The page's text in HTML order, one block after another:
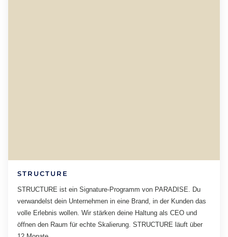
STRUCTURE
STRUCTURE ist ein Signature-Programm von PARADISE. Du
verwandelst dein Unternehmen in eine Brand, in der Kunden das
volle Erlebnis wollen. Wir stärken deine Haltung als CEO und
öffnen den Raum für echte Skalierung. STRUCTURE läuft über